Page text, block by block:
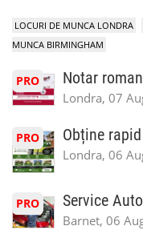
LOCURI DE MUNCA LONDRA
MUNCA BIRMINGHAM
PRO Notar
Londra, 07
PRO Obține
Londra, 06
PRO Service
Barnet, 06